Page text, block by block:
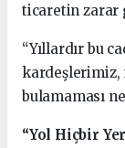
ticaretin zarar
“Yıllardır bu
kardeşlerimiz,
bulamaması
“Yol Hiçbir